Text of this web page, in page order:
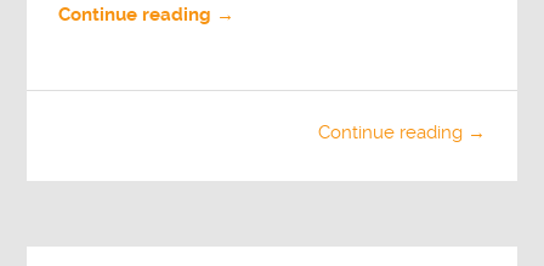
Continue reading →
Continue reading →